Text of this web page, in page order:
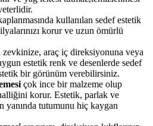
kullanılan sedef estetik
korur ve uzun ömürlü
araç iç direksiyonuna veya
estetik renk ve desenlerde sedef
bir görünüm verebilirsiniz.
çok ince bir malzeme olup
korur. Estetik, parlak ve
yanında tutumunu hiç kaygan